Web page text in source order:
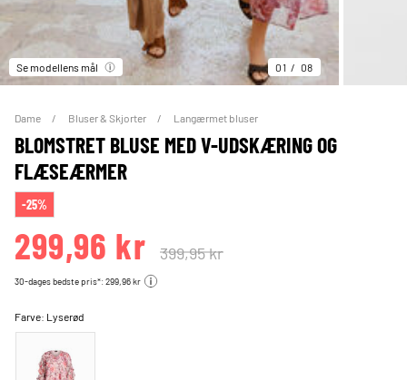
Se modellens mål 01 08
Dame Bluser & Skjorter Langærmet bluser
BLOMSTRET BLUSE MED V-UDSKÆRING OG
FLÆSEÆRMER
-25%
299,96 kr 399,95 kr
30-dages bedste pris*: 299,96 kr
Farve: Lyserød